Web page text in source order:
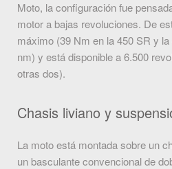
Moto, la configuración fue
motor a bajas revoluciones. De
máximo (39 Nm en la 450 SR y
nm) y está disponible a 6.500
otras dos).
Chasis liviano y
La moto está montada sobre un
un basculante convencional de